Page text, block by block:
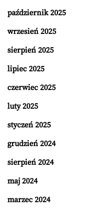
październik 2025
wrzesień 2025
sierpień 2025
lipiec 2025
czerwiec 2025
luty 2025
styczeń 2025
grudzień 2024
sierpień 2024
maj 2024
marzec 2024